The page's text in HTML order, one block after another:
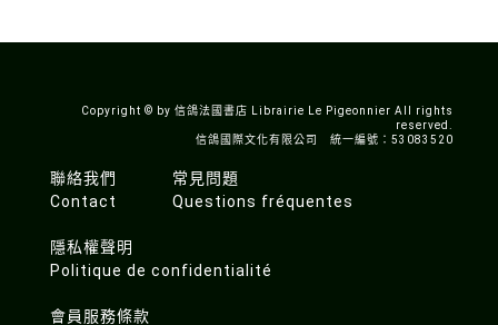
Copyright © by 信鴿法國書店 Librairie Le Pigeonnier All rights
reserved.
信鴿國際文化有限公司 統一編號：53083520
聯絡我們
Contact
常見問題
Questions fréquentes
隱私權聲明
Politique de confidentialité
會員服務條款